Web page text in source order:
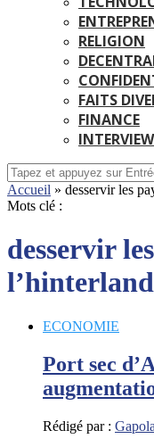
RELIGION
FAITS
FINANCE
INTERVIEW
Accueil » desservir les
Mots clé :
desservir
l’hinterland
ECONOMIE
Port sec
Rédigé par : Gapola